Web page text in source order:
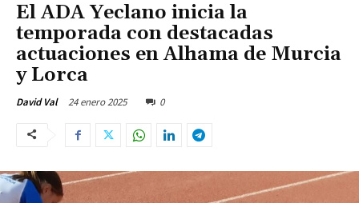
El ADA Yeclano inicia la
temporada con destacadas
actuaciones en Alhama de Murcia
y Lorca
David Val 24 enero 2025 0